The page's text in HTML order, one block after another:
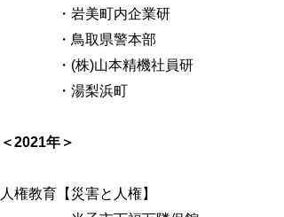
・岩美町内企業研
・鳥取県警本部
・(株)山本精機社員研
・湯梨浜町
＜2021年＞
人権教育【災害と人権】